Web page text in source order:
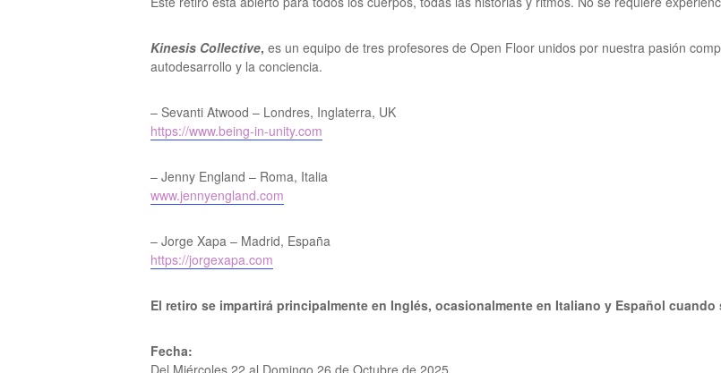
Kinesis Collective, es un equipo de tres profesores de Open Floor unidos por nuestra pasión
autodesarrollo y la conciencia.
– Sevanti Atwood – Londres, Inglaterra, UK
https://www.being-in-unity.com
– Jenny England – Roma, Italia
www.jennyengland.com
– Jorge Xapa – Madrid, España
https://jorgexapa.com
El retiro se impartirá principalmente en Inglés, ocasionalmente en Italiano y Español cuando
Fecha:
Del Miércoles 22 al Domingo 26 de Octubre de 2025